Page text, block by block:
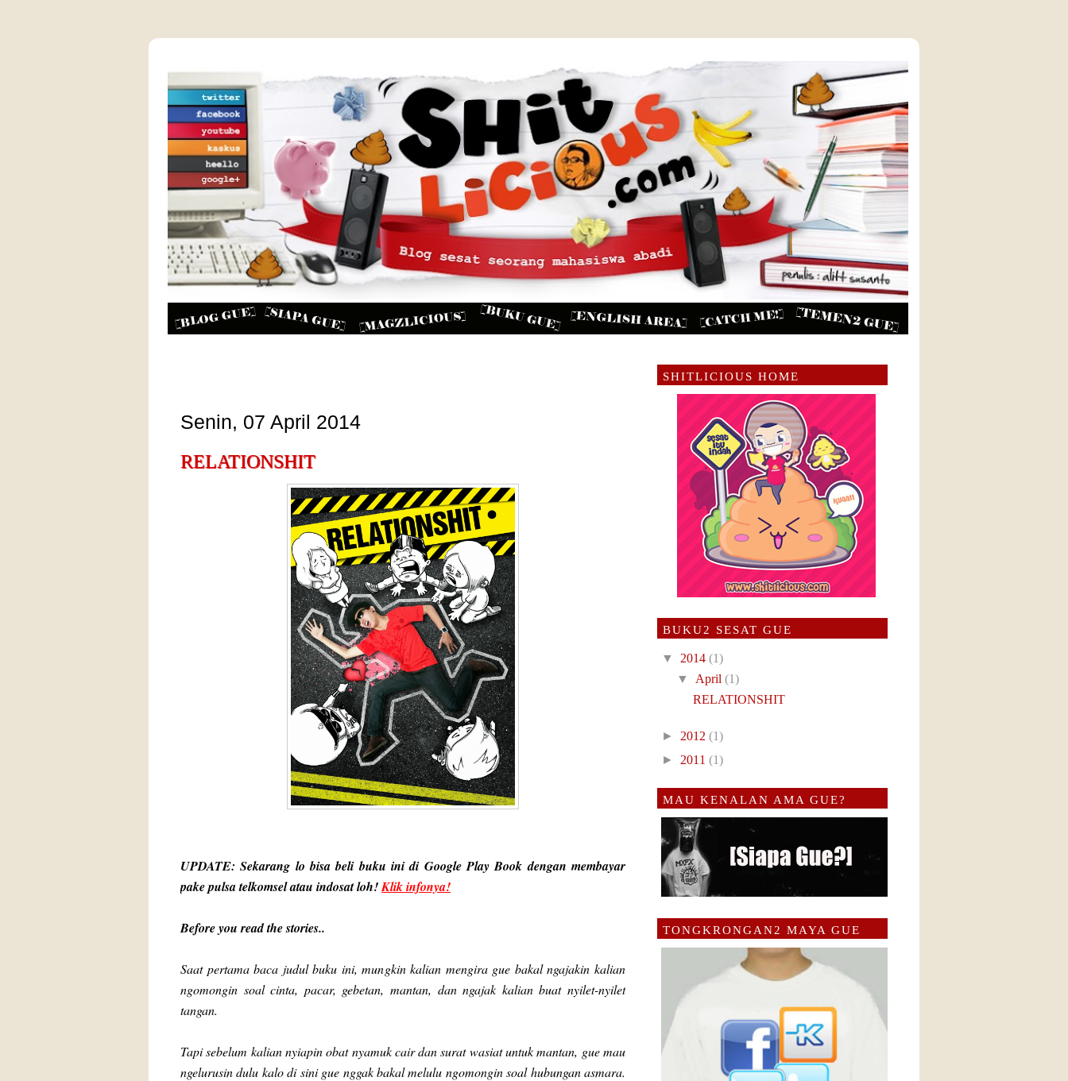
Senin, 07 April 2014
RELATIONSHIT
UPDATE: Sekarang lo bisa beli buku ini di Google Play Book dengan membayar
pake pulsa telkomsel atau indosat loh!Klik infonya!
Before you read the stories..
Saat pertama baca judul buku ini, mungkin kalian mengira gue bakal ngajakin kalian
ngomongin soal cinta, pacar, gebetan, mantan, dan ngajak kalian buat nyilet-nyilet
tangan.
Tapi sebelum kalian nyiapin obat nyamuk cair dan surat wasiat untuk mantan, gue mau
ngelurusin dulu kalo di sini gue nggak bakal melulu ngomongin soal hubungan asmara.
SHITLICIOUS HOME
BUKU2 SESAT GUE
▼ 2014 (1)
▼ April(1)
RELATIONSHIT
► 2012 (1)
► 2011 (1)
MAU KENALAN AMA GUE?
TONGKRONGAN2 MAYA GUE